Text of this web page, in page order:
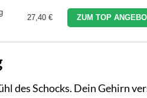
27,40 € ZUM TOP
des Schocks. Dein Gehirn